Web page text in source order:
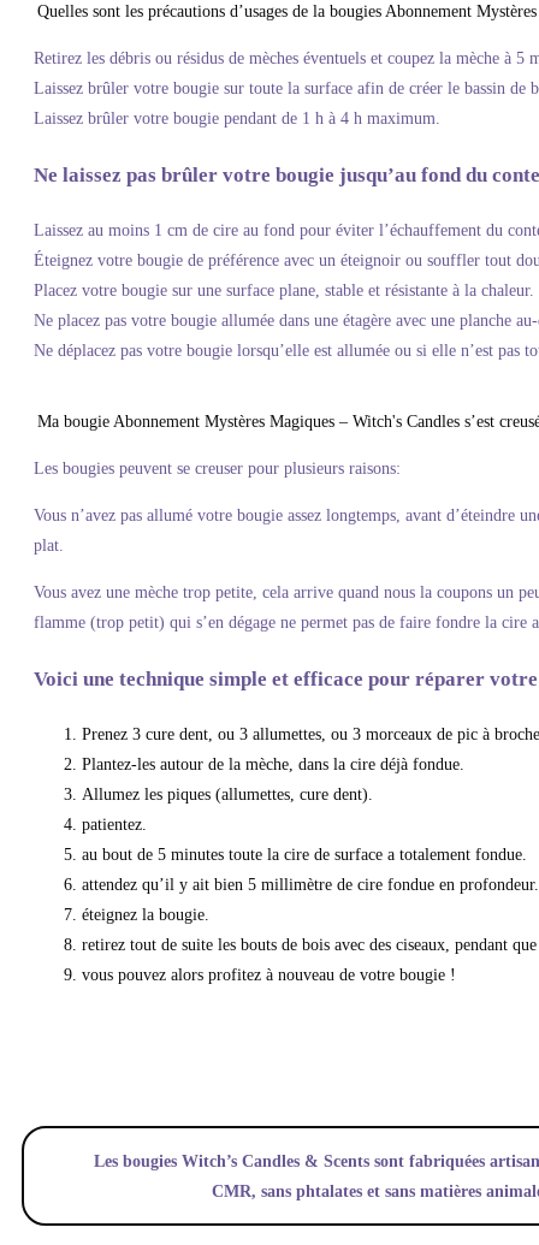
Quelles sont les précautions d’usages de la bougies Abonnement
Retirez les débris ou résidus de mèches éventuels et coupez la mèche à
Laissez brûler votre bougie sur toute la surface afin de créer le bassin de
Laissez brûler votre bougie pendant de 1 h à 4 h maximum.
Ne laissez pas brûler votre bougie jusqu’au fond du
Laissez au moins 1 cm de cire au fond pour éviter l’échauffement du
Éteignez votre bougie de préférence avec un éteignoir ou souffler tout
Placez votre bougie sur une surface plane, stable et résistante à la
Ne placez pas votre bougie allumée dans une étagère avec une planche au-
Ne déplacez pas votre bougie lorsqu’elle est allumée ou si elle n’est pas
Ma bougie Abonnement Mystères Magiques – Witch's Candles s’est
Les bougies peuvent se creuser pour plusieurs raisons:
Vous n’avez pas allumé votre bougie assez longtemps, avant
plat.
Vous avez une mèche trop petite, cela arrive quand nous la coupons un
flamme (trop petit) qui s’en dégage ne permet pas de faire fondre la cire
Voici une technique simple et efficace pour réparer
Prenez 3 cure dent, ou 3 allumettes, ou 3 morceaux de pic à
Plantez-les autour de la mèche, dans la cire déjà fondue.
Allumez les piques (allumettes, cure dent).
patientez.
au bout de 5 minutes toute la cire de surface a totalement fondue.
attendez qu’il y ait bien 5 millimètre de cire fondue en profondeur.
éteignez la bougie.
retirez tout de suite les bouts de bois avec des ciseaux, pendant
vous pouvez alors profitez à nouveau de votre bougie !
Les bougies Witch’s Candles & Scents sont fabriquées
CMR, sans phtalates et sans matières